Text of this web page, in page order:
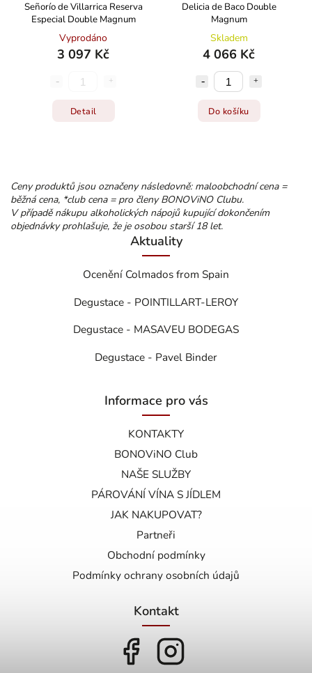
Señorío de Villarrica Reserva
Especial Double Magnum
Vyprodáno
3 097 Kč
Detail
Delicia de Baco Double
Magnum
Skladem
4 066 Kč
Do košíku
Ceny produktů jsou označeny následovně: maloobchodní cena =
běžná cena, *club cena = pro členy BONOViNO Clubu.
V případě nákupu alkoholických nápojů kupující dokončením
objednávky prohlašuje, že je osobou starší 18 let.
Aktuality
Ocenění Colmados from Spain
Degustace - POINTILLART-LEROY
Degustace - MASAVEU BODEGAS
Degustace - Pavel Binder
Informace pro vás
KONTAKTY
BONOViNO Club
NAŠE SLUŽBY
PÁROVÁNÍ VÍNA S JÍDLEM
JAK NAKUPOVAT?
Partneři
Obchodní podmínky
Podmínky ochrany osobních údajů
Kontakt